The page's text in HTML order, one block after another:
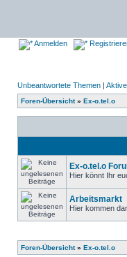
Anmelden
Unbeantwortete Themen |
Foren-Übersicht» Ex-o.tel.o
Ex-o.tel.o
Hier könnt Ihr
Arbeitsmarkt
Hier kommen
Foren-Übersicht» Ex-o.tel.o